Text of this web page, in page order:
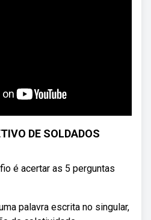
DE SOLDADOS
é acertar as 5 perguntas
palavra escrita no singular,